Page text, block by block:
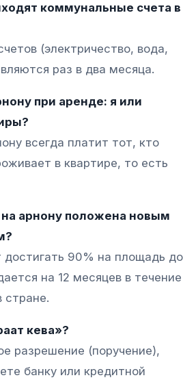
коммунальные счета в
(электричество, вода,
раз в два месяца.
при аренде: я или
всегда платит тот, кто
в квартире, то есть
на арнону положена новым
90% на площадь до
на 12 месяцев в течение
стране.
кева»?
разрешение (поручение),
банку или кредитной